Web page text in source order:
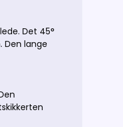
Det 45°
Den lange